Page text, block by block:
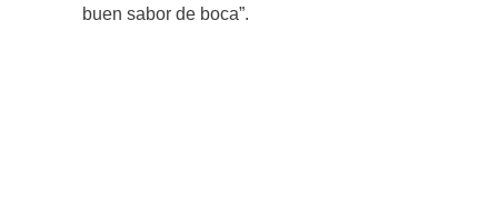
buen sabor de boca”.